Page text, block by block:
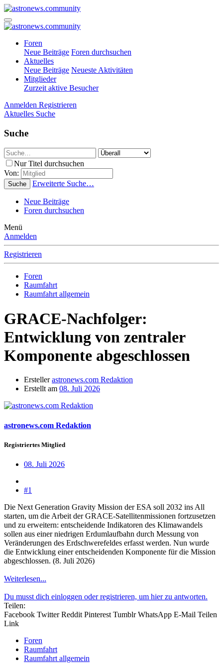
Foren
Neue Beiträge Foren durchsuchen
Aktuelles
Neue Beiträge Neueste Aktivitäten
Mitglieder
Zurzeit aktive Besucher
Anmelden Registrieren
Aktuelles Suche
Suche
Nur Titel durchsuchen
Von:
Suche Erweiterte Suche…
Neue Beiträge
Foren durchsuchen
Menü
Anmelden
Registrieren
Foren
Raumfahrt
Raumfahrt allgemein
GRACE-Nachfolger:
Entwicklung von zentraler
Komponente abgeschlossen
Ersteller astronews.com Redaktion
Erstellt am 08. Juli 2026
astronews.com Redaktion
Registriertes Mitglied
08. Juli 2026
#1
Die Next Generation Gravity Mission der ESA soll 2032 ins All
starten, um die Arbeit der GRACE-Satellitenmissionen fortzusetzen
und zu erweitern: entscheidende Indikatoren des Klimawandels
sollen aus einer niedrigen Erdumlaufbahn durch Messung von
Veränderungen des Erdschwerefeldes erfasst werden. Nun wurde
die Entwicklung einer entscheidenden Komponente für die Mission
abgeschlossen. (8. Juli 2026)
Weiterlesen...
Du musst dich einloggen oder registrieren, um hier zu antworten.
Teilen:
Facebook Twitter Reddit Pinterest Tumblr WhatsApp E-Mail Teilen
Link
Foren
Raumfahrt
Raumfahrt allgemein